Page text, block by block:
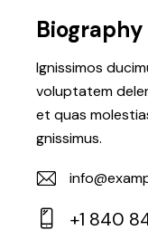
Biography
Ignissimos
voluptatem
et quas
gnissimus.
E-
m
+1 840